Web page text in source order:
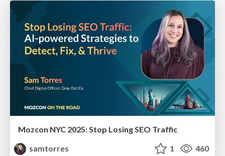
Mozcon NYC 2025: Stop Losing SEO Traffic
samtorres
1 460